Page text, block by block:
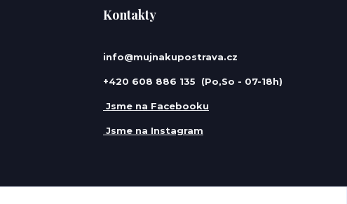
Kontakty
info@mujnakupostrava.cz
+420 608 886 135 (Po,So - 07-18h)
Jsme na Facebooku
Jsme na Instagram